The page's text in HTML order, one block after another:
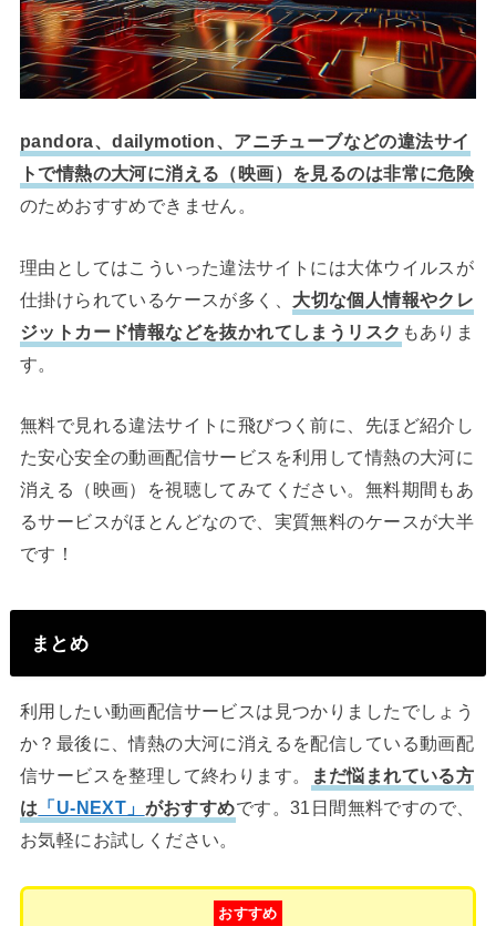
pandora、dailymotion、アニチューブなどの違法サイ
トで情熱の大河に消える（映画）を見るのは非常に危険
のためおすすめできません。
理由としてはこういった違法サイトには大体ウイルスが
仕掛けられているケースが多く、 大切な個人情報やクレ
ジットカード情報などを抜かれてしまうリスク もありま
す。
無料で見れる違法サイトに飛びつく前に、先ほど紹介し
た安心安全の動画配信サービスを利用して情熱の大河に
消える（映画）を視聴してみてください。無料期間もあ
るサービスがほとんどなので、実質無料のケースが大半
です！
まとめ
利用したい動画配信サービスは見つかりましたでしょう
か？最後に、情熱の大河に消えるを配信している動画配
信サービスを整理して終わります。
まだ悩まれている方
は 「U-NEXT」 がおすすめです。31日間無料ですので、
お気軽にお試しください。
おすすめ